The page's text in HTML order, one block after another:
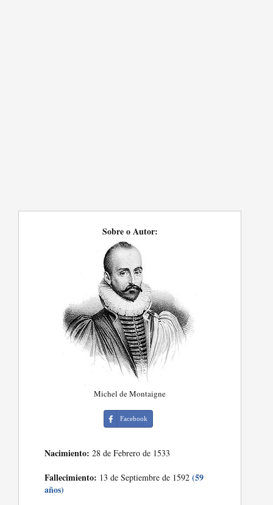
Sobre o Autor:
Michel de Montaigne
Facebook
Nacimiento: 28 de Febrero de 1533
Fallecimiento: 13 de Septiembre de 1592(59
años)